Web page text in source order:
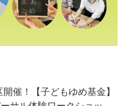
催！【子どもゆめ基金】